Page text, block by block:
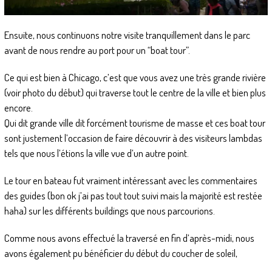
Ensuite, nous continuons notre visite tranquillement dans le parc
avant de nous rendre au port pour un “boat tour”.
Ce qui est bien à Chicago, c’est que vous avez une très grande rivière
(voir photo du début) qui traverse tout le centre de la ville et bien plus
encore.
Qui dit grande ville dit forcément tourisme de masse et ces boat tour
sont justement l’occasion de faire découvrir à des visiteurs lambdas
tels que nous l’étions la ville vue d’un autre point.
Le tour en bateau fut vraiment intéressant avec les commentaires
des guides (bon ok j’ai pas tout tout suivi mais la majorité est restée
haha) sur les différents buildings que nous parcourions.
Comme nous avons effectué la traversé en fin d’après-midi, nous
avons également pu bénéficier du début du coucher de soleil,